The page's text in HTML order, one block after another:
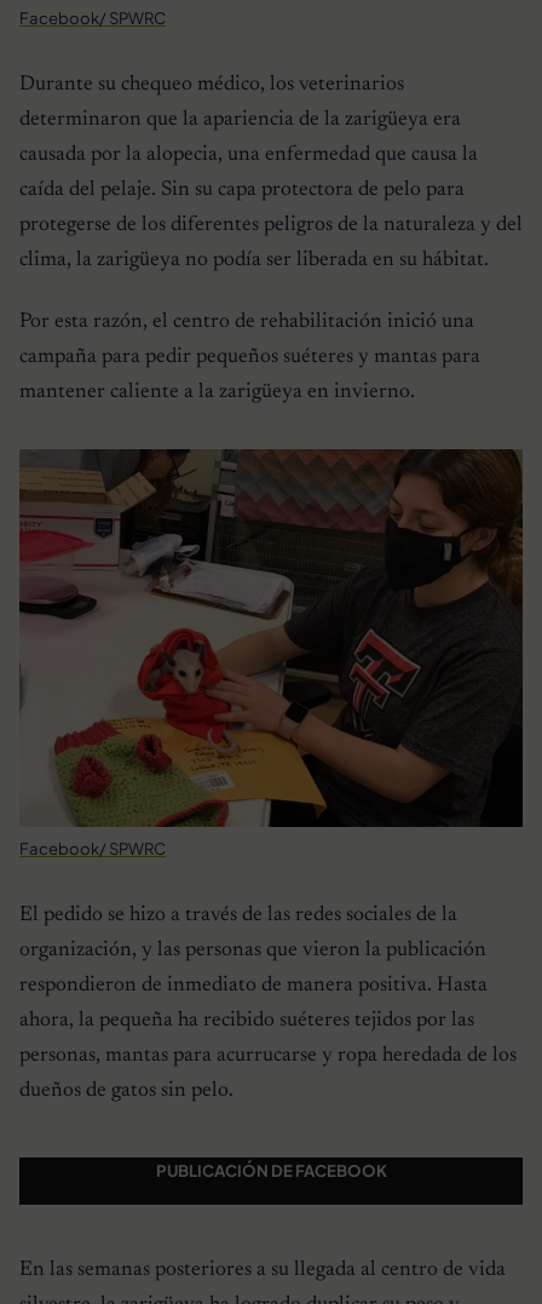
Facebook/ SPWRC
Durante su chequeo médico, los veterinarios
determinaron que la apariencia de la zarigüeya era
causada por la alopecia, una enfermedad que causa la
caída del pelaje. Sin su capa protectora de pelo para
protegerse de los diferentes peligros de la naturaleza y del
clima, la zarigüeya no podía ser liberada en su hábitat.
Por esta razón, el centro de rehabilitación inició una
campaña para pedir pequeños suéteres y mantas para
mantener caliente a la zarigüeya en invierno.
Facebook/ SPWRC
El pedido se hizo a través de las redes sociales de la
organización, y las personas que vieron la publicación
respondieron de inmediato de manera positiva. Hasta
ahora, la pequeña ha recibido suéteres tejidos por las
personas, mantas para acurrucarse y ropa heredada de los
dueños de gatos sin pelo.
PUBLICACIÓN DE FACEBOOK
En las semanas posteriores a su llegada al centro de vida